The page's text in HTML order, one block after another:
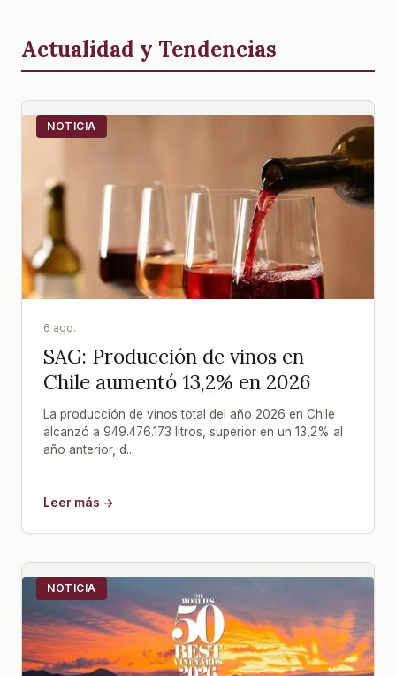
Actualidad y Tendencias
NOTICIA
6 ago.
SAG: Producción de vinos en
Chile aumentó 13,2% en 2026
La producción de vinos total del año 2026 en Chile
alcanzó a 949.476.173 litros, superior en un 13,2% al
año anterior, d...
Leer más →
NOTICIA